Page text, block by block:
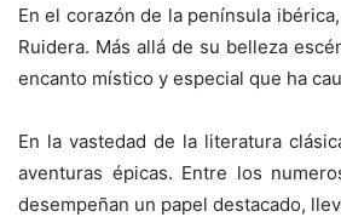
En el corazón de la península
Ruidera. Más allá de su belleza
encanto místico y especial que ha
En la vastedad de la literatura
aventuras épicas. Entre los
desempeñan un papel destacado,